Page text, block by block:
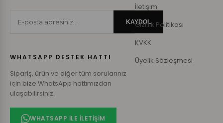
KAYDOL
WHATSAPP DESTEK HATTI
Sipariş, ürün ve diğer tüm sorularınız
için bize WhatsApp hattımızdan
ulaşabilirsiniz.
WHATSAPP ILE İLETIŞIM
İletişim
Gizlilik Politikası
KVKK
Üyelik Sözleşmesi